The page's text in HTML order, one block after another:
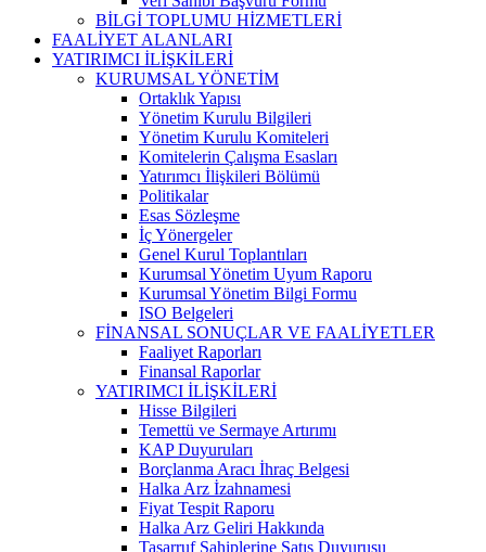
BİLGİ TOPLUMU HİZMETLERİ
FAALİYET ALANLARI
YATIRIMCI İLİŞKİLERİ
KURUMSAL YÖNETİM
Ortaklık Yapısı
Yönetim Kurulu Bilgileri
Yönetim Kurulu Komiteleri
Komitelerin Çalışma Esasları
Yatırımcı İlişkileri Bölümü
Politikalar
Esas Sözleşme
İç Yönergeler
Genel Kurul Toplantıları
Kurumsal Yönetim Uyum Raporu
Kurumsal Yönetim Bilgi Formu
ISO Belgeleri
FİNANSAL SONUÇLAR VE FAALİYETLER
Faaliyet Raporları
Finansal Raporlar
YATIRIMCI İLİŞKİLERİ
Hisse Bilgileri
Temettü ve Sermaye Artırımı
KAP Duyuruları
Borçlanma Aracı İhraç Belgesi
Halka Arz İzahnamesi
Fiyat Tespit Raporu
Halka Arz Geliri Hakkında
Tasarruf Sahiplerine Satış Duyurusu